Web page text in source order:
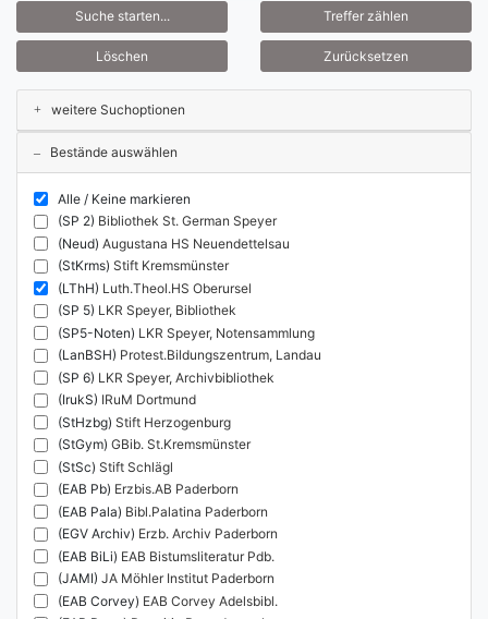
weitere Suchoptionen
Bestände auswählen
Alle / Keine markieren
(SP 2) Bibliothek St. German Speyer
(Neud) Augustana HS Neuendettelsau
(StKrms) Stift Kremsmünster
(LThH) Luth.Theol.HS Oberursel
(SP 5) LKR Speyer, Bibliothek
(SP5-Noten) LKR Speyer, Notensammlung
(LanBSH) Protest.Bildungszentrum, Landau
(SP 6) LKR Speyer, Archivbibliothek
(IrukS) IRuM Dortmund
(StHzbg) Stift Herzogenburg
(StGym) GBib. St.Kremsmünster
(StSc) Stift Schlägl
(EAB Pb) Erzbis.AB Paderborn
(EAB Pala) Bibl.Palatina Paderborn
(EGV Archiv) Erzb. Archiv Paderborn
(EAB BiLi) EAB Bistumsliteratur Pdb.
(JAMI) JA Möhler Institut Paderborn
(EAB Corvey) EAB Corvey Adelsbibl.